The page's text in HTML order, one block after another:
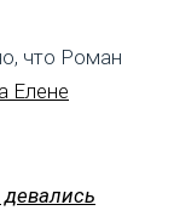
что Роман
Елене